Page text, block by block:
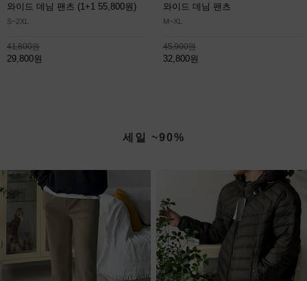
와이드 데님 팬츠 (1+1 55,800원)
S~2XL
41,800원
29,800원
와이드 데님 팬츠
M~XL
45,900원
32,800원
세일 ~90%